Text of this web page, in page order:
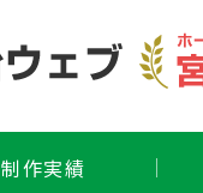
制作実績